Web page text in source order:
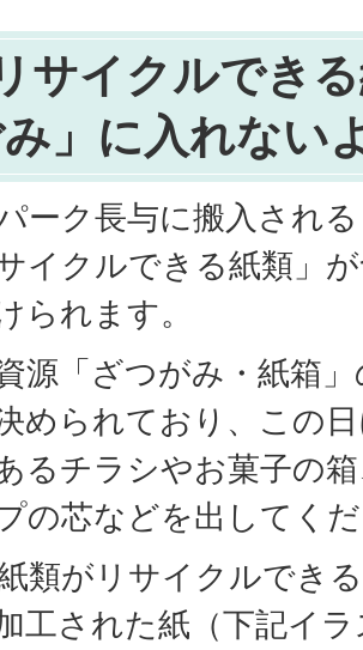
サイクルでき
」に入れない
ーク長与に搬入され
イクルできる紙類」
られます。
源「ざつがみ・紙箱
められており、この
るチラシやお菓子の
の芯などを出してく
類がリサイクルでき
工された紙（下記イ